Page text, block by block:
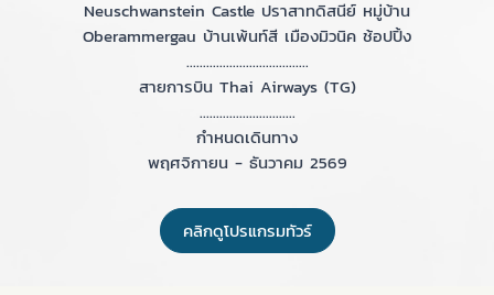
Neuschwanstein Castle ปราสาทดิสนีย์ หมู่บ้าน
Oberammergau บ้านเพ้นท์สี เมืองมิวนิค ช้อปปิ้ง
.....................................
สายการบิน Thai Airways (TG)
.............................
กำหนดเดินทาง
พฤศจิกายน - ธันวาคม 2569
คลิกดูโปรแกรมทัวร์